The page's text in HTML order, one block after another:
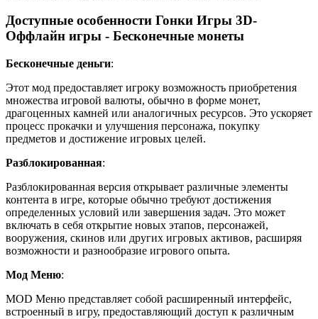
Доступные особенности Гонки Игры 3D-
Оффлайн игры - Бесконечные монеты
Бесконечные деньги:
Этот мод предоставляет игроку возможность приобретения
множества игровой валюты, обычно в форме монет,
драгоценных камней или аналогичных ресурсов. Это ускоряет
процесс прокачки и улучшения персонажа, покупку
предметов и достижение игровых целей.
Разблокированная:
Разблокированная версия открывает различные элементы
контента в игре, которые обычно требуют достижения
определенных условий или завершения задач. Это может
включать в себя открытие новых этапов, персонажей,
вооружения, скинов или других игровых активов, расширяя
возможности и разнообразие игрового опыта.
Мод Меню:
MOD Меню представляет собой расширенный интерфейс,
встроенный в игру, предоставляющий доступ к различным